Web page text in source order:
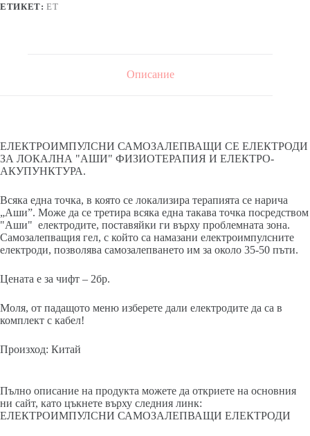
ЕТИКЕТ:ЕТ
Описание
ЕЛЕКТРОИМПУЛСНИ САМОЗАЛЕПВАЩИ СЕ ЕЛЕКТРОДИ
ЗА ЛОКАЛНА "АШИ" ФИЗИОТЕРАПИЯ И ЕЛЕКТРО-
АКУПУНКТУРА.
Всяка една точка, в която се локализира терапията се нарича
„Аши”. Може да се третира всяка една такава точка посредством
"Аши" електродите, поставяйки ги върху проблемната зона.
Самозалепващия гел, с който са намазани електроимпулсните
електроди, позволява самозалепването им за около 35-50 пъти.
Цената е за чифт – 2бр.
Моля, от падащото меню изберете дали електродите да са в
комплект с кабел!
Произход: Китай
Пълно описание на продукта можете да откриете на основния
ни сайт, като цъкнете върху следния линк:
ЕЛЕКТРОИМПУЛСНИ САМОЗАЛЕПВАЩИ ЕЛЕКТРОДИ